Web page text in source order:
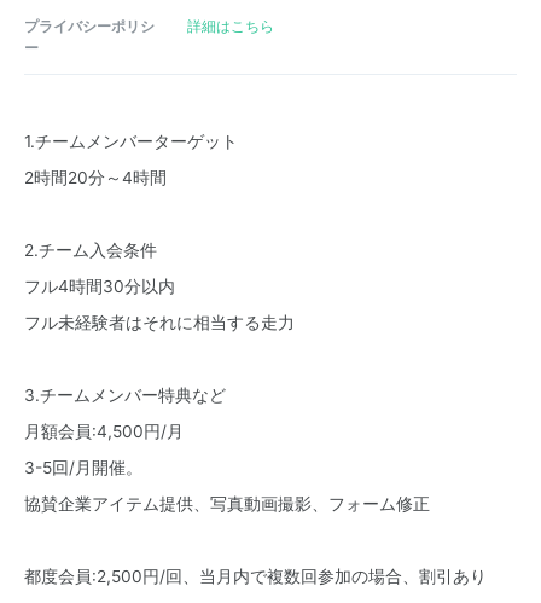
プライバシーポリシ
ー
詳細はこちら
1.チームメンバーターゲット
2時間20分～4時間
2.チーム入会条件
フル4時間30分以内
フル未経験者はそれに相当する走力
3.チームメンバー特典など
月額会員:4,500円/月
3-5回/月開催。
協賛企業アイテム提供、写真動画撮影、フォーム修正
都度会員:2,500円/回、当月内で複数回参加の場合、割引あり